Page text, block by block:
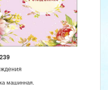
машинная.